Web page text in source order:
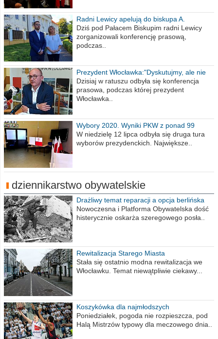
Radni Lewicy apelują do biskupa A.
Wiesława Meringa
Dziś pod Pałacem Biskupim radni Lewicy
zorganizowali konferencję prasową,
podczas..
Prezydent Włocławka:"Dyskutujmy, ale nie
obrażajmy się”
Dzisiaj w ratuszu odbyła się konferencja
prasowa, podczas której prezydent
Włocławka..
Wybory 2020. Wyniki PKW z ponad 99
procent obwodów
W niedzielę 12 lipca odbyła się druga tura
wyborów prezydenckich. Największe..
dziennikarstwo obywatelskie
Drażliwy temat reparacji a opcja berlińska
Nowoczesna i Platforma Obywatelska dość
histerycznie oskarża szeregowego posła..
Rewitalizacja Starego Miasta
Stała się ostatnio modna rewitalizacja we
Włocławku. Temat niewątpliwie ciekawy...
Koszykówka dla najmłodszych
Poniedziałek, pogoda nie rozpieszcza, pod
Halą Mistrzów typowy dla meczowego dnia..